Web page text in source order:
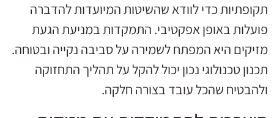
תקופתיות כדי לוודא שהשיטות המיועדות להדברה
פועלות באופן אפקטיבי. התמקדות במניעת הגעת
מזיקים היא המפתח לשמירה על סביבה נקייה ובטוחה.
תכנון טכנולוגי נכון יכול להקל על תהליך התחזוקה
ולהבטיח שהכל עובד בצורה חלקה.